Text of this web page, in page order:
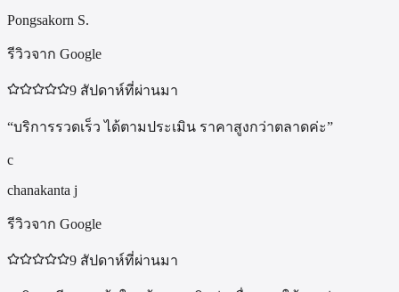
Pongsakorn S.
รีวิวจาก Google
9 สัปดาห์ที่ผ่านมา
“บริการรวดเร็ว ได้ตามประเมิน ราคาสูงกว่าตลาดค่ะ”
c
chanakanta j
รีวิวจาก Google
9 สัปดาห์ที่ผ่านมา